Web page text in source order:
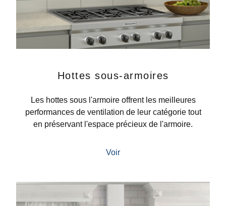
Hottes sous-armoires
Les hottes sous l'armoire offrent les meilleures
performances de ventilation de leur catégorie tout
en préservant l'espace précieux de l'armoire.
Voir